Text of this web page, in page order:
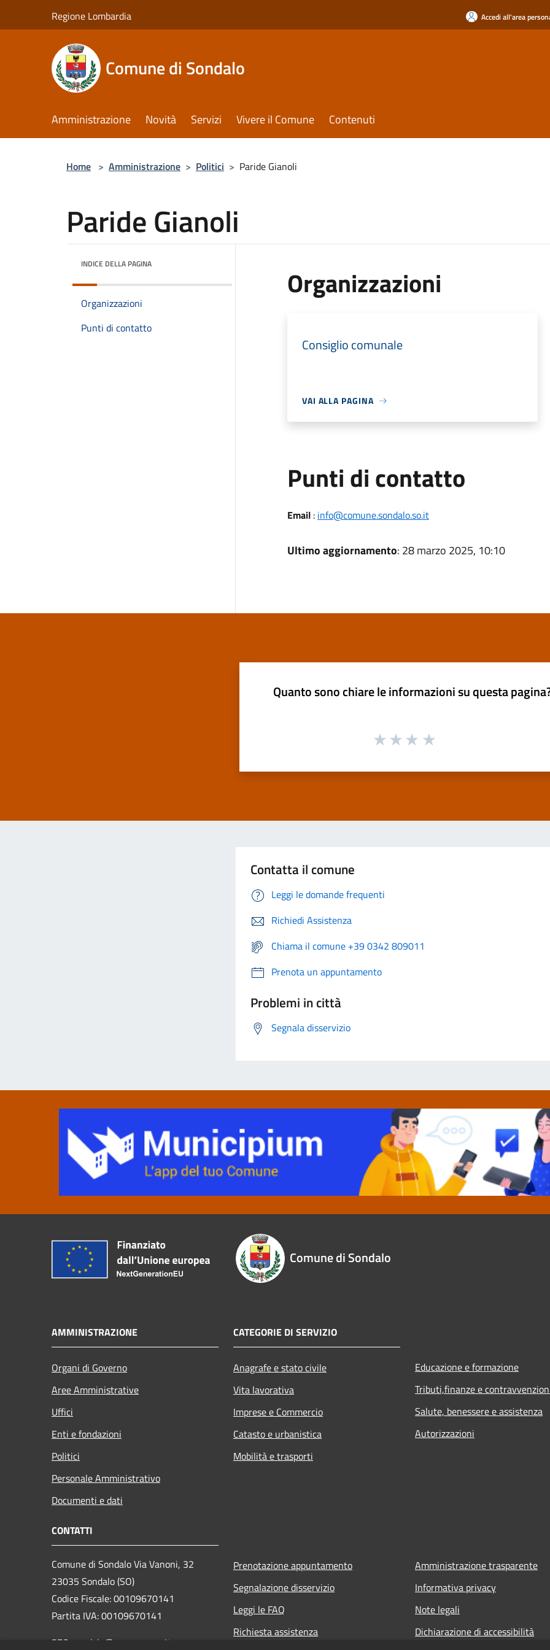
Regione Lombardia Accedi all'area
Comune di Sondalo
Amministrazione Novità Servizi Vivere il Comune Contenuti
Home > Amministrazione > Politici > Paride Gianoli
Paride Gianoli
INDICE DELLA PAGINA
Organizzazioni
Punti di contatto
Organizzazioni
Consiglio comunale
VAI ALLA PAGINA
Punti di contatto
Email: info@comune.sondalo.so.it
Ultimo aggiornamento: 28 marzo 2025, 10:10
Quanto sono chiare le informazioni su questa
Contatta il comune
Leggi le domande frequenti
Richiedi Assistenza
Chiama il comune +39 0342 809011
Prenota un appuntamento
Problemi in città
Segnala disservizio
Comune di Sondalo
AMMINISTRAZIONE
Organi di Governo
Aree Amministrative
Uffici
Enti e fondazioni
Politici
Personale Amministrativo
Documenti e dati
CATEGORIE DI SERVIZIO
Anagrafe e stato civile
Vita lavorativa
Imprese e Commercio
Catasto e urbanistica
Mobilità e trasporti
Educazione e formazione
Tributi,finanze e
Salute, benessere e assistenza
Autorizzazioni
CONTATTI
Comune di Sondalo Via Vanoni, 32
23035 Sondalo (SO)
Codice Fiscale: 00109670141
Partita IVA: 00109670141
PEC: sondalo@pec.cmav.so.it
Prenotazione appuntamento
Segnalazione disservizio
Leggi le FAQ
Richiesta assistenza
Amministrazione trasparente
Informativa privacy
Note legali
Dichiarazione di accessibilità